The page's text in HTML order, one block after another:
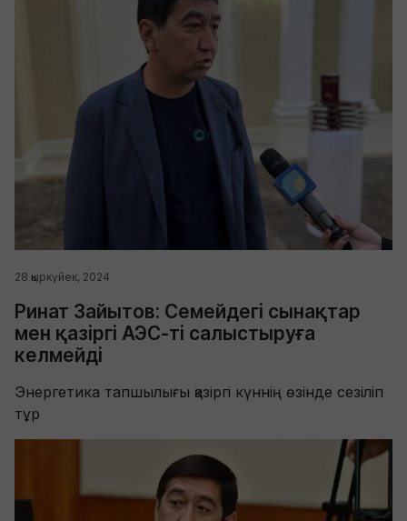
28 қыркүйек, 2024
Ринат Зайытов: Семейдегі сынақтар
мен қазіргі АЭС-ті салыстыруға
келмейді
Энергетика тапшылығы қазіргі күннің өзінде сезіліп
тұр